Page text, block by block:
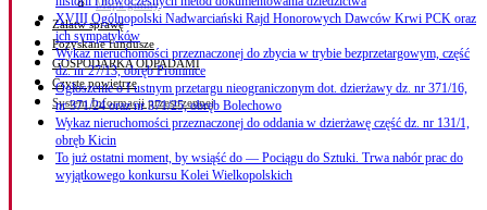
Mapa gminy
Załatw sprawę
Pozyskane fundusze
GOSPODARKA ODPADAMI
Czyste powietrze
System Informacji przestrzennej
XVIII Ogólnopolski Nadwarciański Rajd Honorowych Dawców Krwi PCK oraz
ich sympatyków
Wykaz nieruchomości przeznaczonej do zbycia w trybie bezprzetargowym, część
dz. nr 27/13, obręb Promnice
Ogłoszenie o I ustnym przetargu nieograniczonym dot. dzierżawy dz. nr 371/16,
nr 371/24 oraz nr 371/25, obręb Bolechowo
Wykaz nieruchomości przeznaczonej do oddania w dzierżawę część dz. nr 131/1,
obręb Kicin
To już ostatni moment, by wsiąść do — Pociągu do Sztuki. Trwa nabór prac do
wyjątkowego konkursu Kolei Wielkopolskich